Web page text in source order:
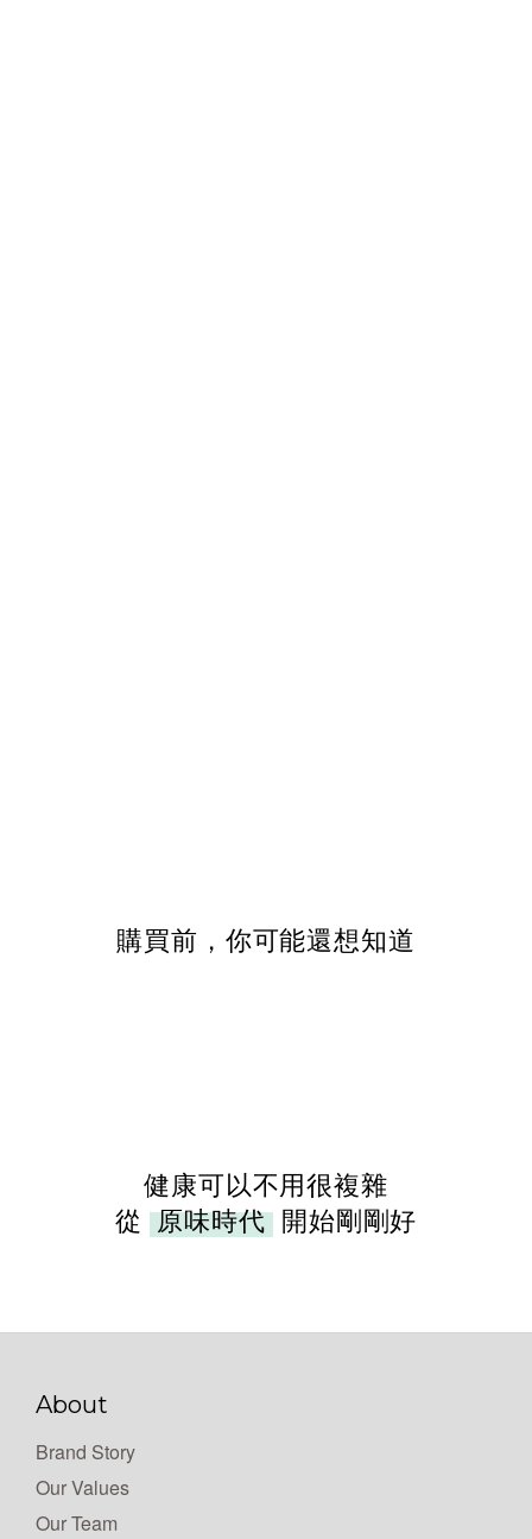
購買前，你可能還想知道
健康可以不用很複雜
從原味時代 開始剛剛好
About
Brand Story
Our Values
Our Team